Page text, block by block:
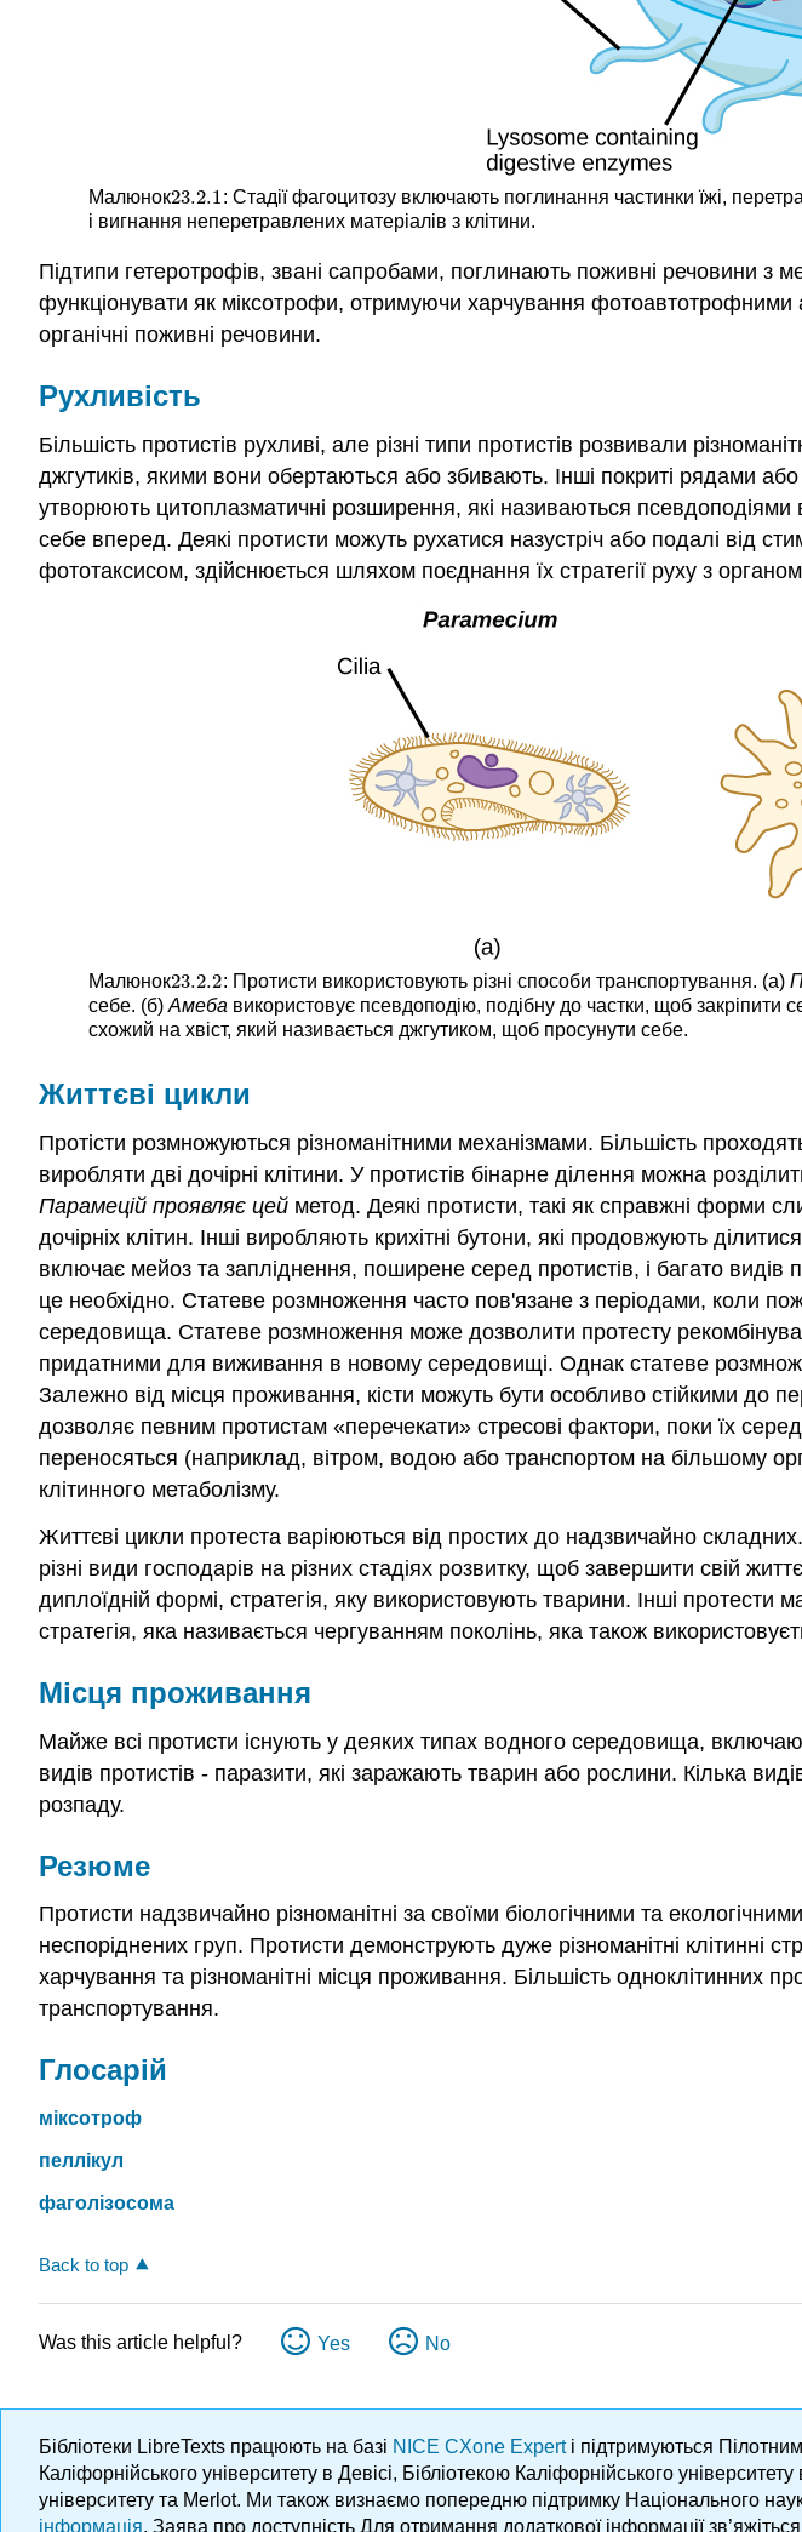
Малюнок23.2.1
23.2.1: Стадії фагоцитозу включають поглинання частинки їжі,
і вигнання неперетравлених матеріалів з клітини.
Підтипи гетеротрофів, звані сапробами, поглинають поживні речовини з
функціонувати як міксотрофи, отримуючи харчування фотоавтотрофними
органічні поживні речовини.
Рухливість
Більшість протистів рухливі, але різні типи протистів розвивали
джгутиків, якими вони обертаються або збивають. Інші покриті рядами
утворюють цитоплазматичні розширення, які називаються псевдоподіями
себе вперед. Деякі протисти можуть рухатися назустріч або подалі від
фототаксисом, здійснюється шляхом поєднання їх стратегії руху з
Малюнок23.2.2
23.2.2: Протисти використовують різні способи транспортування. (а)
себе. (б)Амеба використовує псевдоподію, подібну до частки, щоб закріпити
схожий на хвіст, який називається джгутиком, щоб просунути себе.
Життєві цикли
Протісти розмножуються різноманітними механізмами. Більшість
виробляти дві дочірні клітини. У протистів бінарне ділення можна
Парамецій проявляє цей метод. Деякі протисти, такі як справжні форми
дочірніх клітин. Інші виробляють крихітні бутони, які продовжують
включає мейоз та запліднення, поширене серед протистів, і багато
це необхідно. Статеве розмноження часто пов'язане з періодами, коли
середовища. Статеве розмноження може дозволити протесту
придатними для виживання в новому середовищі. Однак статеве
Залежно від місця проживання, кісти можуть бути особливо стійкими до
дозволяє певним протистам «перечекати» стресові фактори, поки їх
переносяться (наприклад, вітром, водою або транспортом на більшому
клітинного метаболізму.
Життєві цикли протеста варіюються від простих до надзвичайно
різні види господарів на різних стадіях розвитку, щоб завершити свій
диплоїдній формі, стратегія, яку використовують тварини. Інші протести
стратегія, яка називається чергуванням поколінь, яка також
Місця проживання
Майже всі протисти існують у деяких типах водного середовища,
видів протистів - паразити, які заражають тварин або рослини. Кілька
розпаду.
Резюме
Протисти надзвичайно різноманітні за своїми біологічними та
неспоріднених груп. Протисти демонструють дуже різноманітні клітинні
харчування та різноманітні місця проживання. Більшість одноклітинних
транспортування.
Глосарій
міксотроф
пеллікул
фаголізосома
Back to top
Was this article helpful? Yes No
Бібліотеки LibreTexts працюють на базі NICE CXone Expert і підтримуються
Каліфорнійського університету в Девісі, Бібліотекою Каліфорнійського
університету та Merlot. Ми також визнаємо попередню підтримку Національного
інформація. Заява про доступність Для отримання додаткової інформації